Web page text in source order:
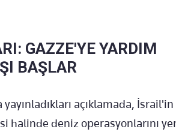
GAZZE'YE YARDIM
BAŞLAR
açıklamada,
halinde deniz operasyonlarını